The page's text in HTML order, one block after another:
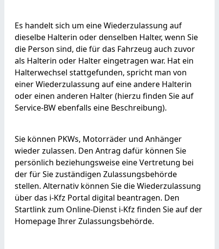
Es handelt sich um eine Wiederzulassung auf
dieselbe Halterin oder denselben Halter, wenn Sie
die Person sind, die für das Fahrzeug auch zuvor
als Halterin oder Halter eingetragen war. Hat ein
Halterwechsel stattgefunden, spricht man von
einer Wiederzulassung auf eine andere Halterin
oder einen anderen Halter (hierzu finden Sie auf
Service-BW ebenfalls eine Beschreibung).
Sie können PKWs, Motorräder und Anhänger
wieder zulassen. Den Antrag dafür können Sie
persönlich beziehungsweise eine Vertretung bei
der für Sie zuständigen Zulassungsbehörde
stellen. Alternativ können Sie die Wiederzulassung
über das i-Kfz Portal digital beantragen. Den
Startlink zum Online-Dienst i-Kfz finden Sie auf der
Homepage Ihrer Zulassungsbehörde.